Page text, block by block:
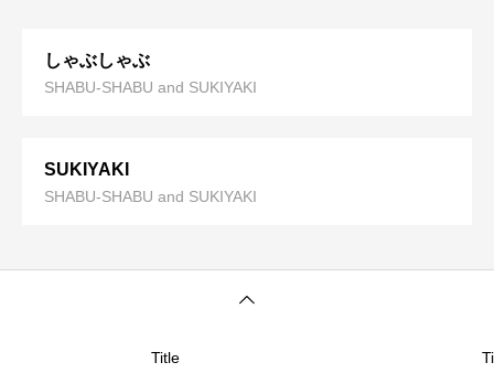
しゃぶしゃぶ
SHABU-SHABU and SUKIYAKI
SUKIYAKI
SHABU-SHABU and SUKIYAKI
Title